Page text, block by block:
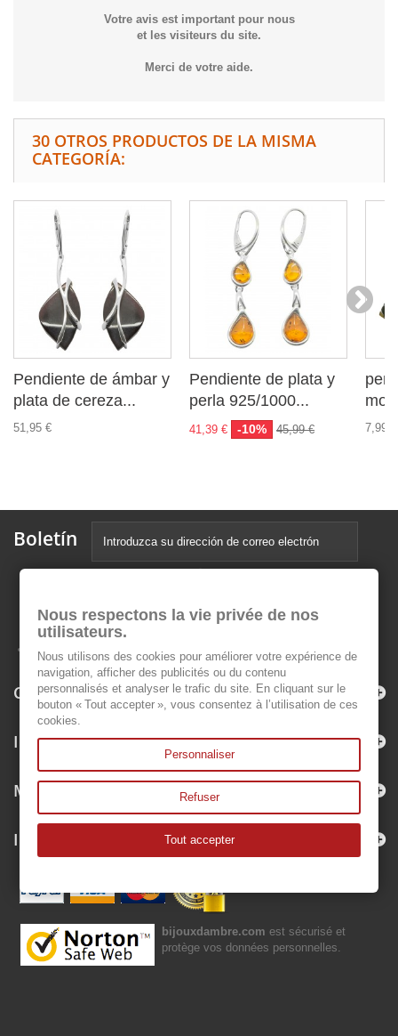
Votre avis est important pour nous
et les visiteurs du site.
Merci de votre aide.
30 OTROS PRODUCTOS DE LA MISMA
CATEGORÍA:
Pendiente de ámbar y
plata de cereza...
51,95 €
Pendiente de plata y
perla 925/1000...
41,39 € -10% 45,99 € 7,99 €
Boletín
Categorías
Información
Mi cuenta
Información sobre la tienda
bijouxdambre.com est sécurisé et
protège vos données personnelles.
Nous respectons la vie privée de nos
utilisateurs.
Nous utilisons des cookies pour améliorer votre expérience de
navigation, afficher des publicités ou du contenu
personnalisés et analyser le trafic du site. En cliquant sur le
bouton « Tout accepter », vous consentez à l’utilisation de ces
cookies.
Personnaliser
Refuser
Tout accepter